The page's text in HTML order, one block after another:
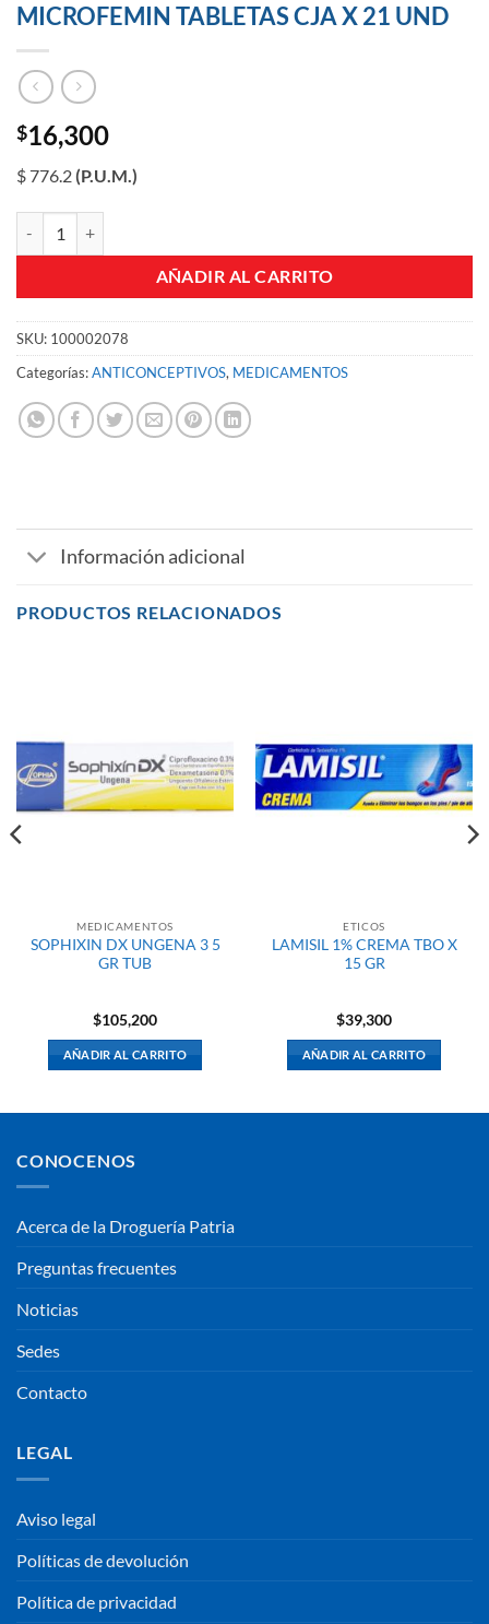
MICROFEMIN TABLETAS CJA X 21 UND
$16,300
$ 776.2(P.U.M.)
AÑADIR AL CARRITO
SKU: 100002078
Categorías:ANTICONCEPTIVOS, MEDICAMENTOS
Información adicional
PRODUCTOS RELACIONADOS
MEDICAMENTOS
SOPHIXIN DX UNGENA 3 5
GR TUB
$105,200
AÑADIR AL CARRITO
ETICOS
LAMISIL 1% CREMA TBO X
15 GR
$39,300
AÑADIR AL CARRITO
CONOCENOS
Acerca de la Droguería Patria
Preguntas frecuentes
Noticias
Sedes
Contacto
LEGAL
Aviso legal
Políticas de devolución
Política de privacidad